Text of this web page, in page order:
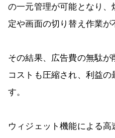
の一元管理が可能となり
定や画面の切り替え作業が
その結果、広告費の無駄
コストも圧縮され、利益の
す。
ウィジェット機能による